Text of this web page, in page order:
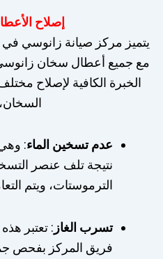
إصلاح
يتميز مركز صيانة زانوسي في
مع جميع أعطال سخان
الخبرة الكافية لإصلاح
عدم تسخين الماء:
نتيجة تلف عنصر
الترموستات، ويتم
تسرب الغاز : تعتبر
فريق المركز بفحص